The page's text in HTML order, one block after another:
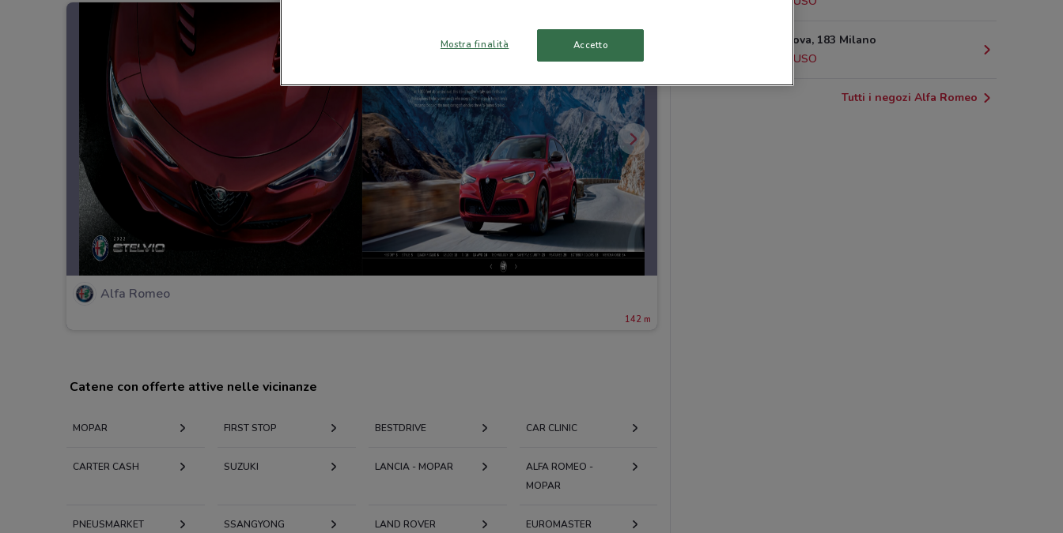
Alfa Romeo
142 m
Via Palmanova, 183 Milano
CHIUSO
Tutti i negozi Alfa Romeo
Catene con offerte attive nelle vicinanze
MOPAR FIRST STOP BESTDRIVE CAR CLINIC
CARTER CASH SUZUKI LANCIA - MOPAR
ALFA ROMEO -
MOPAR
PNEUSMARKET SSANGYONG LAND ROVER EUROMASTER
Mostra finalità Accetto